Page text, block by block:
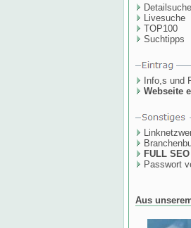
Detailsuche
Livesuche
TOP100
Suchtipps
Info,s und
Webseite
FULL SEO
Passwort
Aus